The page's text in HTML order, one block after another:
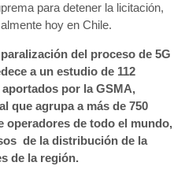
para detener la licitación,
hoy en Chile.
del proceso de 5G
a un estudio de 112
por la GSMA,
que agrupa a más de 750
operadores de todo el mundo,
de la distribución de la
de la región.